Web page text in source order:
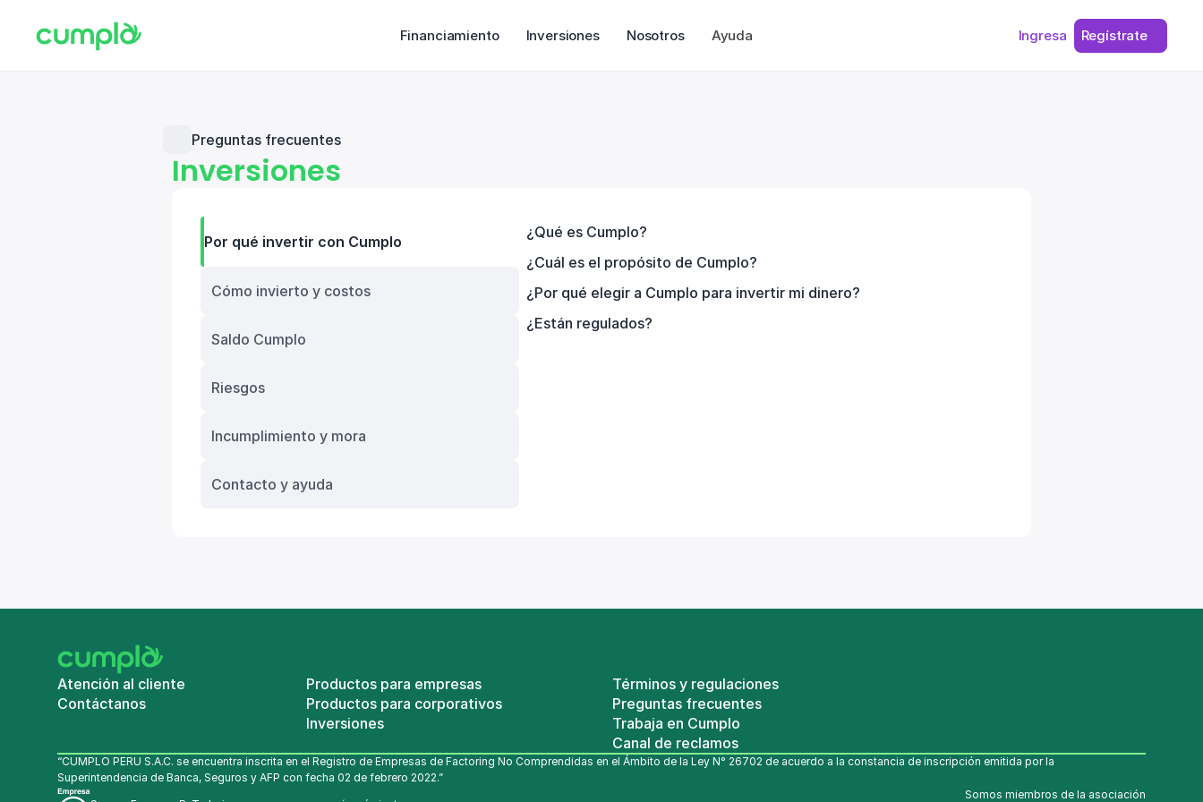
Financiamiento Inversiones Nosotros Ayuda Ingresa Regístrate
Preguntas frecuentes
Inversiones
Por qué invertir con Cumplo
Cómo invierto y costos
Saldo Cumplo
Riesgos
Incumplimiento y mora
Contacto y ayuda
¿Qué es Cumplo?
¿Cuál es el propósito de Cumplo?
¿Por qué elegir a Cumplo para invertir mi dinero?
¿Están regulados?
Atención al cliente
Contáctanos
Productos para empresas
Productos para corporativos
Inversiones
Términos y regulaciones
Preguntas frecuentes
Trabaja en Cumplo
Canal de reclamos
Somos miembros de la asociación
“CUMPLO PERU S.A.C. se encuentra inscrita en el Registro de Empresas de Factoring No Comprendidas en el Ámbito de la Ley N° 26702 de acuerdo a la constancia de inscripción emitida por la
Superintendencia de Banca, Seguros y AFP con fecha 02 de febrero 2022.”